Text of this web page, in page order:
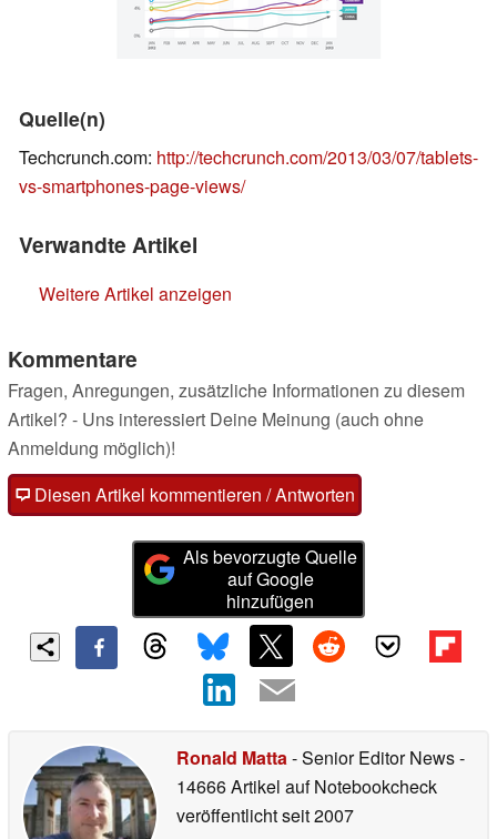
Quelle(n)
Techcrunch.com: http://techcrunch.com/2013/03/07/tablets-
vs-smartphones-page-views/
Verwandte Artikel
Weitere Artikel anzeigen
Kommentare
Fragen, Anregungen, zusätzliche Informationen zu diesem
Artikel? - Uns interessiert Deine Meinung (auch ohne
Anmeldung möglich)!
Diesen Artikel kommentieren / Antworten
Als bevorzugte Quelle
auf Google
hinzufügen
Ronald Matta- Senior Editor News-
14666 Artikel auf Notebookcheck
veröffentlichtseit 2007